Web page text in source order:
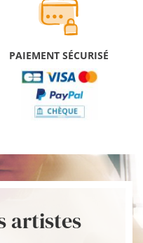
PAIEMENT SÉCURISÉ
artistes